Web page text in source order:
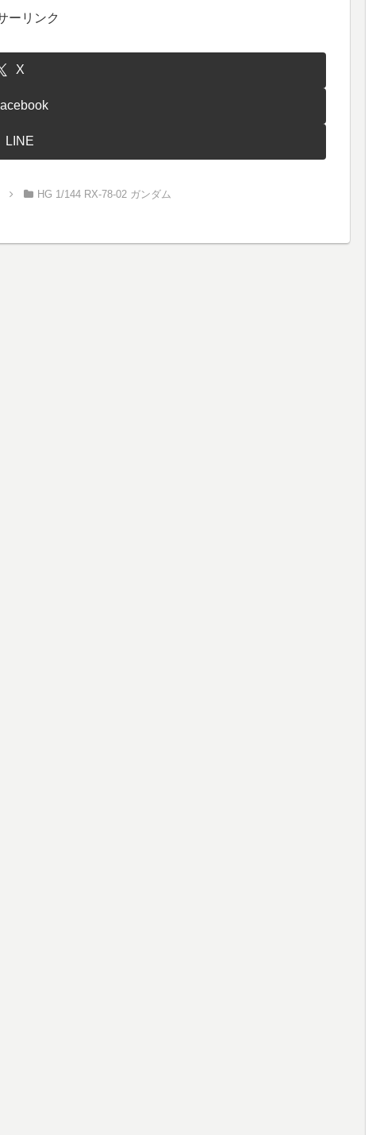
ーリンク
X
LINE
HG 1/144 RX-78-02 ガンダム